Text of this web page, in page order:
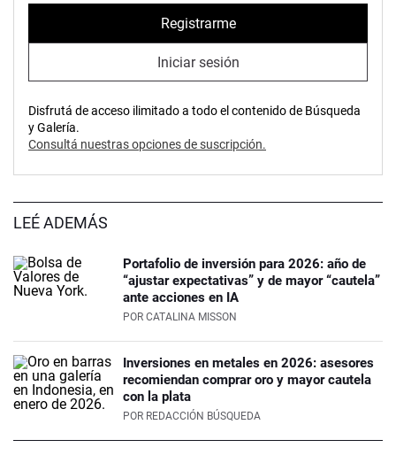
Registrarme
Iniciar sesión
Disfrutá de acceso ilimitado a todo el contenido de Búsqueda
y Galería.
Consultá nuestras opciones de suscripción.
LEÉ ADEMÁS
Portafolio de inversión para 2026: año de
“ajustar expectativas” y de mayor “cautela”
ante acciones en IA
POR CATALINA MISSON
Inversiones en metales en 2026: asesores
recomiendan comprar oro y mayor cautela
con la plata
POR REDACCIÓN BÚSQUEDA